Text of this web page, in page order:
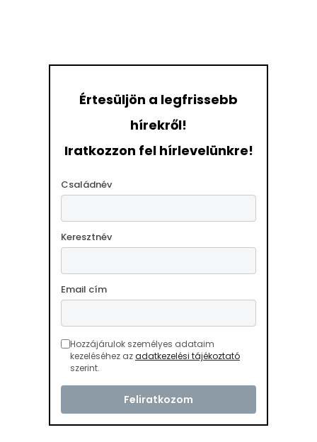
Értesüljön a legfrissebb
hírekről!
Iratkozzon fel hírlevelünkre!
Családnév
Keresztnév
Email cím
Hozzájárulok személyes adataim
kezeléséhez azadatkezelési tájékoztató
szerint.